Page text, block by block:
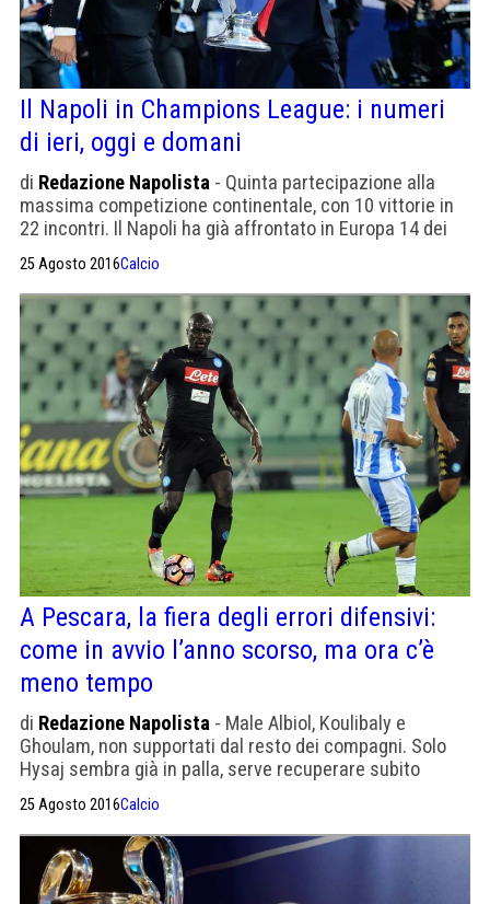
Il Napoli in Champions League: i numeri
di ieri, oggi e domani
di Redazione Napolista - Quinta partecipazione alla
massima competizione continentale, con 10 vittorie in
22 incontri. Il Napoli ha già affrontato in Europa 14 dei
25 Agosto 2016Calcio
A Pescara, la fiera degli errori difensivi:
come in avvio l’anno scorso, ma ora c’è
meno tempo
di Redazione Napolista - Male Albiol, Koulibaly e
Ghoulam, non supportati dal resto dei compagni. Solo
Hysaj sembra già in palla, serve recuperare subito
25 Agosto 2016Calcio